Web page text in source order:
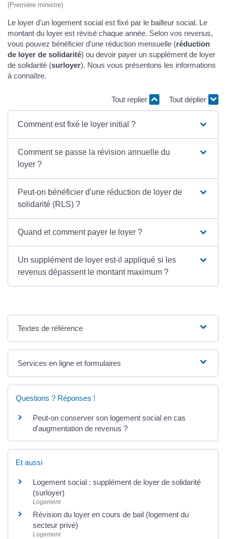
(Première ministre)
Le loyer d'un logement social est fixé par le bailleur social. Le
montant du loyer est révisé chaque année. Selon vos revenus,
vous pouvez bénéficier d'une réduction mensuelle (réduction
de loyer de solidarité) ou devoir payer un supplément de loyer
de solidarité (surloyer). Nous vous présentons les informations
à connaître.
Tout replier Tout déplier
Comment est fixé le loyer initial ?
Comment se passe la révision annuelle du
loyer ?
Peut-on bénéficier d'une réduction de loyer de
solidarité (RLS) ?
Quand et comment payer le loyer ?
Un supplément de loyer est-il appliqué si les
revenus dépassent le montant maximum ?
Textes de référence
Services en ligne et formulaires
Questions ? Réponses !
Peut-on conserver son logement social en cas
d'augmentation de revenus ?
Et aussi
Logement social : supplément de loyer de solidarité
(surloyer)
Logement
Révision du loyer en cours de bail (logement du
secteur privé)
Logement